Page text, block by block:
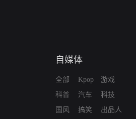
自媒体
全部
科普
国风
Kpop
汽车
搞笑
游戏
科技
出品人